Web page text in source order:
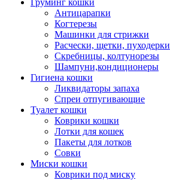
Груминг кошки
Антицарапки
Когтерезы
Машинки для стрижки
Расчески, щетки, пуходерки
Скребницы, колтунорезы
Шампуни,кондиционеры
Гигиена кошки
Ликвидаторы запаха
Спреи отпугивающие
Туалет кошки
Коврики кошки
Лотки для кошек
Пакеты для лотков
Совки
Миски кошки
Коврики под миску